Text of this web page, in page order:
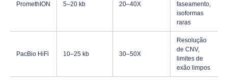
PromethION 5–20 kb 20–40X
faseamento,
isoformas
raras
PacBio HiFi 10–25 kb 30–50X
Resolução
de CNV,
limites de
exão limpos